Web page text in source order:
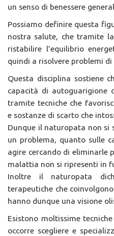
un senso di benessere
Possiamo definire questa
nostra salute, che tramite la
ristabilire l’equilibrio
quindi a risolvere problemi
Questa disciplina sostiene
capacità di autoguarigione
tramite tecniche che
e sostanze di scarto che
Dunque il naturopata non
un problema, quanto sulle
agire cercando di eliminarle
malattia non si ripresenti in
Inoltre il naturopata
terapeutiche che
hanno dunque una visione
Esistono moltissime
occorre scegliere e